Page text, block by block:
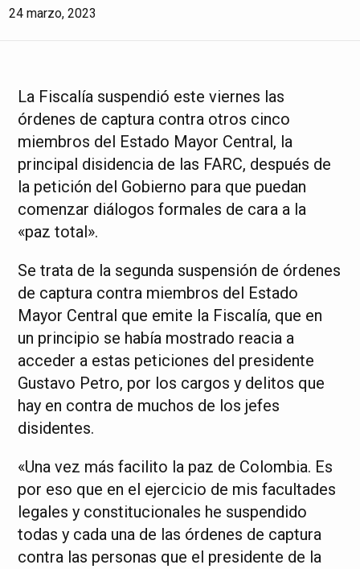
24 marzo, 2023
La Fiscalía suspendió este viernes las
órdenes de captura contra otros cinco
miembros del Estado Mayor Central, la
principal disidencia de las FARC, después de
la petición del Gobierno para que puedan
comenzar diálogos formales de cara a la
«paz total».
Se trata de la segunda suspensión de órdenes
de captura contra miembros del Estado
Mayor Central que emite la Fiscalía, que en
un principio se había mostrado reacia a
acceder a estas peticiones del presidente
Gustavo Petro, por los cargos y delitos que
hay en contra de muchos de los jefes
disidentes.
«Una vez más facilito la paz de Colombia. Es
por eso que en el ejercicio de mis facultades
legales y constitucionales he suspendido
todas y cada una de las órdenes de captura
contra las personas que el presidente de la